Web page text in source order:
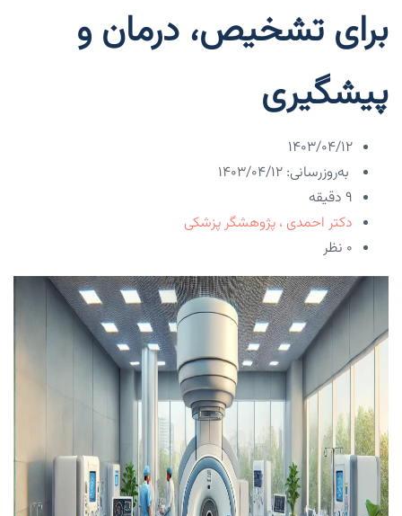
برای تشخیص، درمان و
پیشگیری
۱۴۰۳/۰۴/۱۲
به‌روزرسانی: ۱۴۰۳/۰۴/۱۲
9 دقیقه
دکتر احمدی ، پژوهشگر پزشکی
۰ نظر